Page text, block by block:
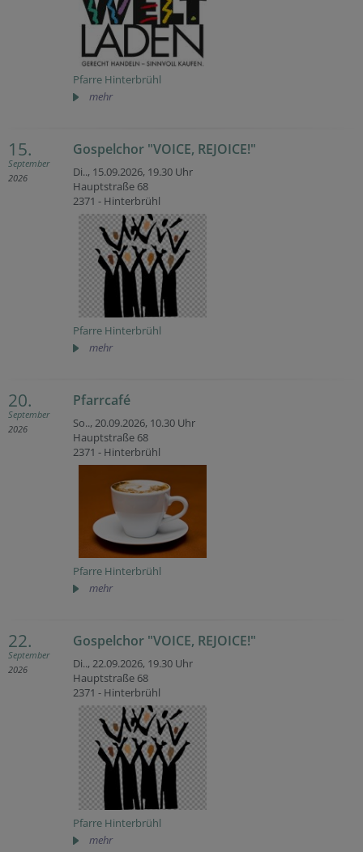
Pfarre Hinterbrühl
mehr
15.
September
2026
Gospelchor "VOICE, REJOICE!"
Di.., 15.09.2026, 19.30 Uhr
Hauptstraße 68
2371 - Hinterbrühl
Pfarre Hinterbrühl
mehr
20.
September
2026
Pfarrcafé
So.., 20.09.2026, 10.30 Uhr
Hauptstraße 68
2371 - Hinterbrühl
Pfarre Hinterbrühl
mehr
22.
September
2026
Gospelchor "VOICE, REJOICE!"
Di.., 22.09.2026, 19.30 Uhr
Hauptstraße 68
2371 - Hinterbrühl
Pfarre Hinterbrühl
mehr